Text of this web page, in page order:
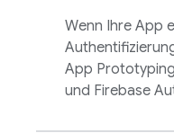
Wenn Ihre App
App
und Firebase